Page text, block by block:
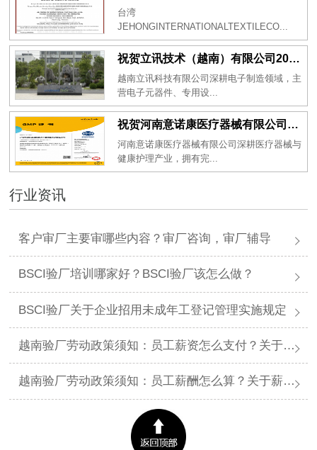
台湾
JEHONGINTERNATIONALTEXTILECO...
祝贺立讯技术（越南）有限公司2026年一次性成功通过RBA-VAP审核获得金牌评级！
越南立讯科技有限公司深耕电子制造领域，主
营电子元器件、专用设...
祝贺河南意诺康医疗器械有限公司2026年一次性成功通过GMP认证
河南意诺康医疗器械有限公司深耕医疗器械与
健康护理产业，拥有完...
行业资讯
客户审厂主要审哪些内容？审厂咨询，审厂辅导
BSCI验厂培训哪家好？BSCI验厂该怎么做？
BSCI验厂关于企业招用未成年工登记管理实施规定
越南验厂劳动政策须知：员工薪资怎么支付？关于薪资支付有哪些规定呢？
越南验厂劳动政策须知：员工薪酬怎么算？关于薪酬有哪些规定呢？​